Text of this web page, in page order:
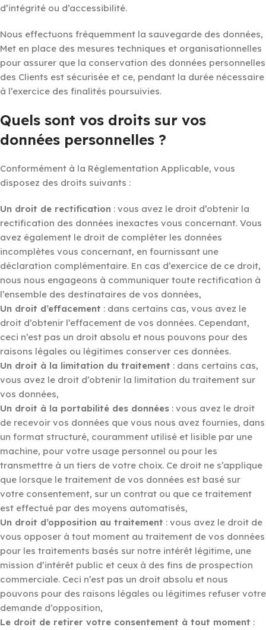
d’intégrité ou d’accessibilité.
Nous effectuons fréquemment la sauvegarde des données,
Met en place des mesures techniques et organisationnelles
pour assurer que la conservation des données personnelles
des Clients est sécurisée et ce, pendant la durée nécessaire
à l’exercice des finalités poursuivies.
Quels sont vos droits sur vos
données personnelles ?
Conformément à la Réglementation Applicable, vous
disposez des droits suivants :
Un droit de rectification : vous avez le droit d’obtenir la
rectification des données inexactes vous concernant. Vous
avez également le droit de compléter les données
incomplètes vous concernant, en fournissant une
déclaration complémentaire. En cas d’exercice de ce droit,
nous nous engageons à communiquer toute rectification à
l’ensemble des destinataires de vos données,
Un droit d’effacement : dans certains cas, vous avez le
droit d’obtenir l’effacement de vos données. Cependant,
ceci n’est pas un droit absolu et nous pouvons pour des
raisons légales ou légitimes conserver ces données.
Un droit à la limitation du traitement : dans certains cas,
vous avez le droit d’obtenir la limitation du traitement sur
vos données,
Un droit à la portabilité des données : vous avez le droit
de recevoir vos données que vous nous avez fournies, dans
un format structuré, couramment utilisé et lisible par une
machine, pour votre usage personnel ou pour les
transmettre à un tiers de votre choix. Ce droit ne s’applique
que lorsque le traitement de vos données est basé sur
votre consentement, sur un contrat ou que ce traitement
est effectué par des moyens automatisés,
Un droit d’opposition au traitement : vous avez le droit de
vous opposer à tout moment au traitement de vos données
pour les traitements basés sur notre intérêt légitime, une
mission d’intérêt public et ceux à des fins de prospection
commerciale. Ceci n’est pas un droit absolu et nous
pouvons pour des raisons légales ou légitimes refuser votre
demande d’opposition,
Le droit de retirer votre consentement à tout moment :